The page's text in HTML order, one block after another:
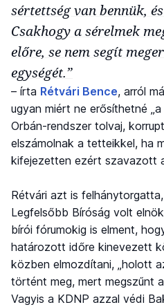
sértettség van bennük,
Csakhogy a sérelmek
előre, se nem segít
egységét.”
– írta Rétvári Bence, arról
ugyan miért ne erősíthetné
Orbán-rendszer tolvaj,
elszámolnak a tetteikkel, ha
kifejezetten ezért szavazott
Rétvári azt is
Legfelsőbb Bíróság volt
bírói fórumokig is elment,
határozott időre kinevezett
közben elmozdítani, „holott
történt meg, mert megszűnt
Vagyis a KDNP azzal védi